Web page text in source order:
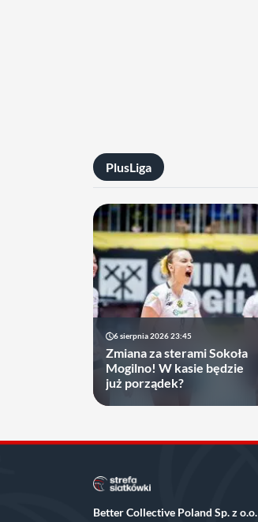
PlusLiga
6 sierpnia 2026 23:45
Zmiana za sterami Sokoła
Mogilno! W kasie będzie
już porządek?
Better Collective Poland Sp. z o.o.